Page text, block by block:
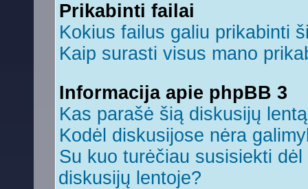
Prikabinti failai
Kokius failus galiu prikabinti
Kaip surasti visus mano
Informacija apie phpBB 3
Kas parašė šią diskusijų
Kodėl diskusijose nėra
Su kuo turėčiau susisiekti
diskusijų lentoje?